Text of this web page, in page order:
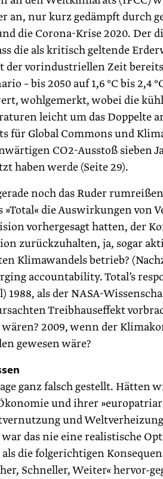
an, nur kurz gedämpft durch
die Corona-Krise 2020. Der
die als kritisch geltende
vorindustriellen Zeit
– bis 2050 auf 1,6 °C bis 2,4
wohlgemerkt, wobei die
leicht um das Doppelte
für Global Commons und
CO2-Ausstoß sieben
haben werde (Seite 29).
noch das Ruder
die Auswirkungen von
vorhergesagt hatten, der
zurückzuhalten, ja, sogar
Klimawandels betrieb?
accountability. Total’s
1988, als der NASA-
Treibhauseffekt
2009, wenn der
gewesen wäre?
ganz falsch gestellt. Hätten
und ihrer
und
das nie eine realistische
die folgerichtigen
Schneller, Weiter« hervor-